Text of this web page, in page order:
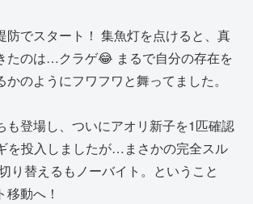
防でスタート！ 集魚灯を点けると、真
たのは…クラゲ😂 まるで自分の存在を
のようにフワフワと舞ってました。
も登場し、ついにアオリ新子を1匹確認
を投入しましたが…まさかの完全スル
り替えるもノーバイト。ということ
動へ！